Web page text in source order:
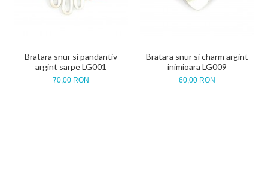
Bratara snur si pandantiv
argint sarpe LG001
70,00 RON
Bratara snur si charm argint
inimioara LG009
60,00 RON